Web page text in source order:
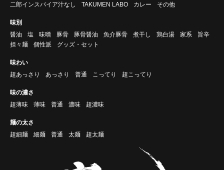
二郎インスパイア汁なし
TAKUMEN LABO カレー その他
味別
醤油
塩 味噌 豚骨 豚骨醤油 魚介豚骨 煮干し 鶏白湯 家系
旨辛
担々麺
個性派 グッズ・セット
味わい
超あっさり
あっさり 普通 こってり 超こってり
味の濃さ
超薄味
薄味 普通 濃味 超濃味
麺の太さ
超細麺
細麺 普通 太麺 超太麺